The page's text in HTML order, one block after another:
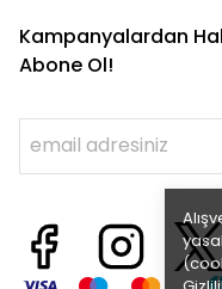
Kampanyalardan
Abone Ol!